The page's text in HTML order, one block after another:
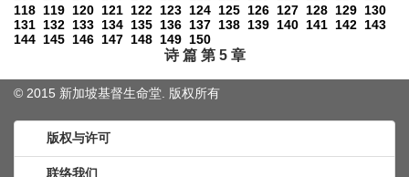
118 119 120 121 122 123 124 125 126 127 128 129 130
131 132 133 134 135 136 137 138 139 140 141 142 143
144 145 146 147 148 149 150
诗 篇 第 5 章
© 2015 新加坡基督生命堂. 版权所有
版权与许可
联络我们